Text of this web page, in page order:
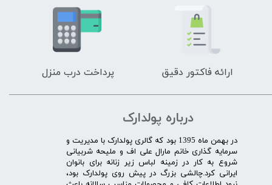
ارائه فاکتور دقیق پرداخت درب منزل
درباره پولدارک
در بهمن ماه 1395 بود که گالری پولدارک با مدیریت و
سرمایه گذاری خانم مارال علی اف و ملیحه شربیانی
شروع به کار در زمینه لباس زیر زنانه برای بانوان
ایرانی کرد.چالشی بزرگ در پیش روی پولدارک بود،